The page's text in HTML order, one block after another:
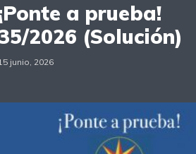
a prueba!
2026 (Solución)
junio, 2026